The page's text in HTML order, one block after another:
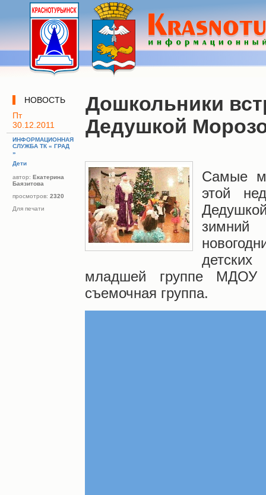
НОВОСТЬ
Пт
30.12.2011
ИНФОРМАЦИОННАЯ
СЛУЖБА ТК « ГРАД
»
Дети
автор: Екатерина
Баязитова
просмотров: 2320
Для печати
Дошкольники
Дедушкой
Самые
этой
зимний
младшей группе
съемочная группа.